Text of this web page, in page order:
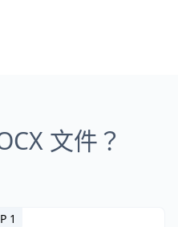
文件？
1